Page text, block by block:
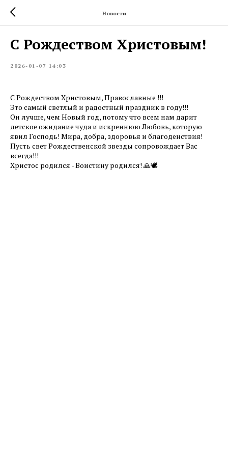
Новости
С Рождеством Христовым!
2026-01-07 14:03
С Рождеством Христовым, Православные !!!
Это самый светлый и радостный праздник в году!!!
Он лучше, чем Новый год, потому что всем нам дарит
детское ожидание чуда и искреннюю Любовь, которую
явил Господь! Мира, добра, здоровья и благоденствия!
Пусть свет Рождественской звезды сопровождает Вас
всегда!!!
Христос родился - Воистину родился! 🙏🕊️